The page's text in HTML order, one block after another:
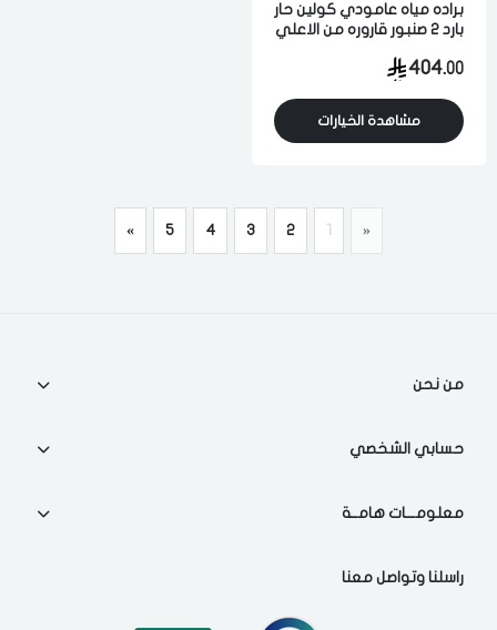
براده مياه عامودي كولين حار
بارد 2 صنبور قاروره من الاعلي
404.00
مشاهدة الخيارات
«
1
2
3
4
5
»
من نحن
حسابي الشخصي
معلومـــات هامــة
راسلنا وتواصل معنا